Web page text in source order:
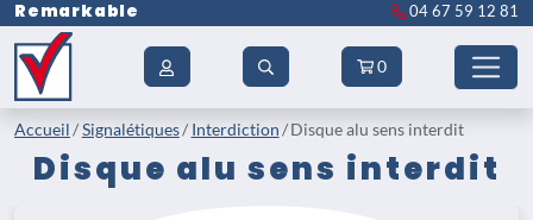
Remarkable 04 67 59 12 81
0
Accueil Signalétiques Interdiction Disque alu sens interdit
Disque alu sens interdit